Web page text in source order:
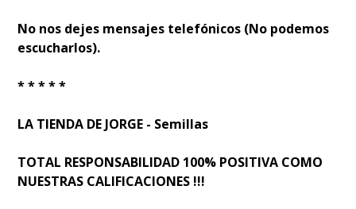
No nos dejes mensajes telefónicos (No podemos
escucharlos).
* * * * *
LA TIENDA DE JORGE - Semillas
TOTAL RESPONSABILIDAD 100% POSITIVA COMO
NUESTRAS CALIFICACIONES !!!